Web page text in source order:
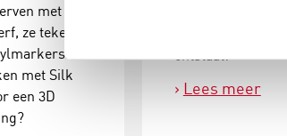
met
ze tekenen
of
met Silk
een 3D
ontstaat!
Lees meer